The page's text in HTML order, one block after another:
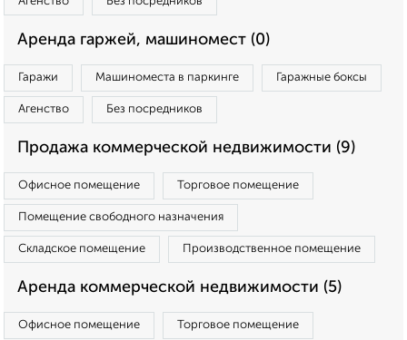
Аренда гаржей, машиномест (0)
Гаражи Машиноместа в паркинге Гаражные боксы
Агенство Без посредников
Продажа коммерческой недвижимости (9)
Офисное помещение Торговое помещение
Помещение свободного назначения
Складское помещение Производственное помещение
Аренда коммерческой недвижимости (5)
Офисное помещение Торговое помещение